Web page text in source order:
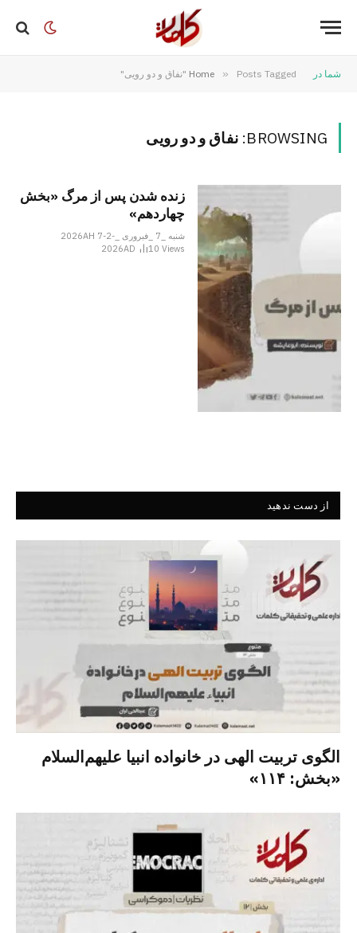
شما در Home » Posts Tagged "نفاق و دو رویی"
BROWSING: نفاق و دو رویی
زنده شدن پس از مرگ «بخش
چهاردهم»
شنبه _7 _فبروری _2026AH 7-2-
2026AD
10Views
از دست ندهید
الگوی تربیت الهی در خانواده انبیا‌‌ علیهم‌السلام
«بخش: ۱۱۴»